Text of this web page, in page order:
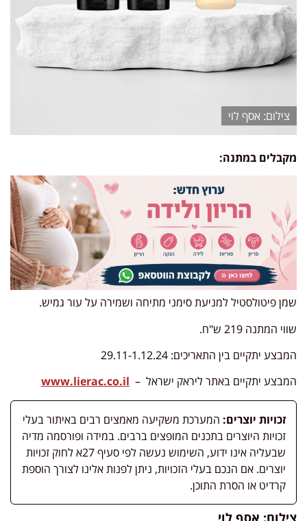
אסף לוי
מקבלים במתנה:
שמן פיטולסטיל למניעת סימני מתיחה ושמירה על עור גמיש.
שווי המתנה 219 ש"ח.
המבצע יתקיים בין התאריכים: 29.11-1.12.24
המבצע יתקיים באתר ליראק ישראל – www.lierac.co.il
זכויות יוצרים: המערכת משקיעה מאמצים רבים באיתור בעלי
זכויות היוצרים בתכנים המופצים ברבים. במידה ופורסמה מדיה
שבעליה אינו ידוע, השימוש נעשה לפי סעיף 27א לחוק זכויות
יוצרים. אם הנכם בעלי הזכויות, ניתן לפנות אלינו לצורך הוספת
קרדיט או הסרת התוכן.